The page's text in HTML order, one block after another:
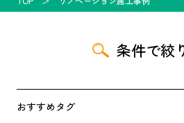
条件で絞
おすすめタグ